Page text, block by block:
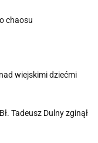
chaosu
wiejskimi dziećmi
Tadeusz Dulny zginął